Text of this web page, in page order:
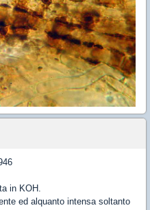
in KOH.
ed alquanto intensa soltanto